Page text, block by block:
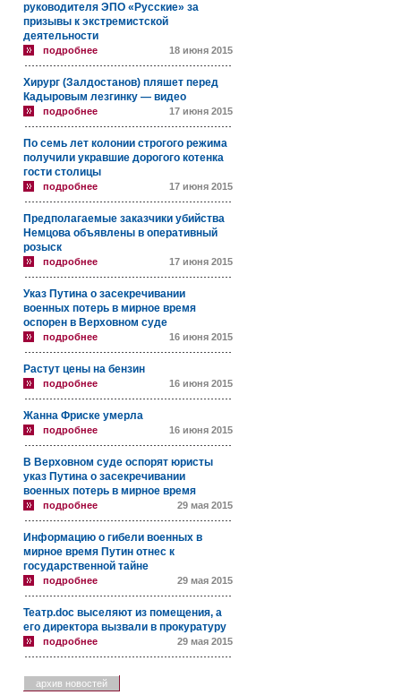
руководителя ЭПО «Русские» за
призывы к экстремистской
деятельности
подробнее 18 июня 2015
Хирург (Залдостанов) пляшет перед
Кадыровым лезгинку — видео
подробнее 17 июня 2015
По семь лет колонии строгого режима
получили укравшие дорогого котенка
гости столицы
подробнее 17 июня 2015
Предполагаемые заказчики убийства
Немцова объявлены в оперативный
розыск
подробнее 17 июня 2015
Указ Путина о засекречивании
военных потерь в мирное время
оспорен в Верховном суде
подробнее 16 июня 2015
Растут цены на бензин
подробнее 16 июня 2015
Жанна Фриске умерла
подробнее 16 июня 2015
В Верховном суде оспорят юристы
указ Путина о засекречивании
военных потерь в мирное время
подробнее 29 мая 2015
Информацию о гибели военных в
мирное время Путин отнес к
государственной тайне
подробнее 29 мая 2015
Театр.doc выселяют из помещения, а
его директора вызвали в прокуратуру
подробнее 29 мая 2015
архив новостей